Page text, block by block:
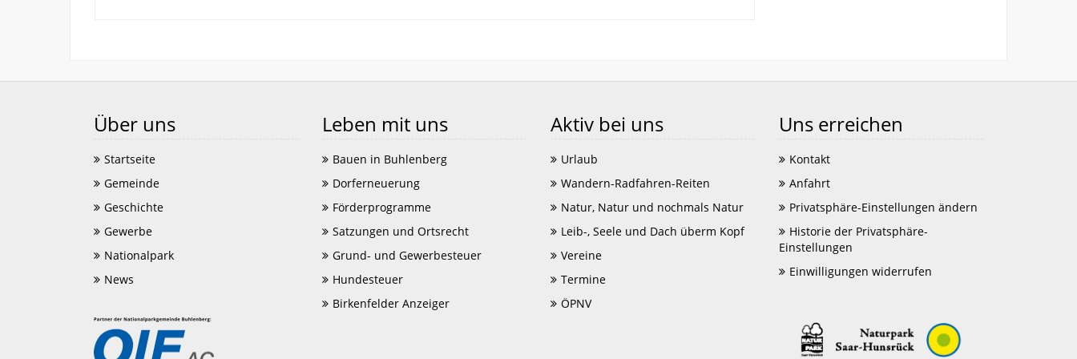
Über uns
Startseite
Gemeinde
Geschichte
Gewerbe
Nationalpark
News
Leben mit uns
Bauen in Buhlenberg
Dorferneuerung
Förderprogramme
Satzungen und Ortsrecht
Grund- und Gewerbesteuer
Hundesteuer
Birkenfelder Anzeiger
Aktiv bei uns
Urlaub
Wandern-Radfahren-Reiten
Natur, Natur und nochmals Natur
Leib-, Seele und Dach überm Kopf
Vereine
Termine
ÖPNV
Uns erreichen
Kontakt
Anfahrt
Privatsphäre-Einstellungen ändern
Historie der Privatsphäre-
Einstellungen
Einwilligungen widerrufen